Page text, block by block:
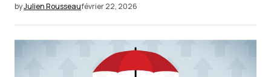
byJulien Rousseaufévrier 22, 2026